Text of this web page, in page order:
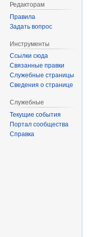
Редакторам
Правила
Задать вопрос
Инструменты
Ссылки сюда
Связанные правки
Служебные страницы
Сведения о странице
Служебные
Текущие события
Портал сообщества
Справка